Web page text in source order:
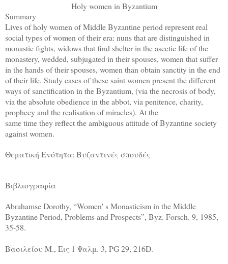
Holy women in Byzantium
Summary
Lives of holy women of Middle Byzantine period represent real
social types of women of their era: nuns that are distinguished in
monastic fights, widows that find shelter in the ascetic life of the
monastery, wedded, subjugated in their spouses, women that suffer
in the hands of their spouses, women than obtain sanctity in the end
of their life. Study cases of these saint women present the different
ways of sanctification in the Byzantium, (via the necrosis of body,
via the absolute obedience in the abbot, via penitence, charity,
prophecy and the realisation of miracles). At the
same time they reflect the ambiguous attitude of Byzantine society
against women.
Θεματική Ενότητα: Βυζαντινές σπουδές
Βιβλιογραφία
Abrahamse Dorothy, “Women' s Monasticism in the Middle
Byzantine Period, Problems and Prospects”, Byz. Forsch. 9, 1985,
35-58.
Βασιλείου Μ., Εις 1 Ψαλμ. 3, PG 29, 216D.